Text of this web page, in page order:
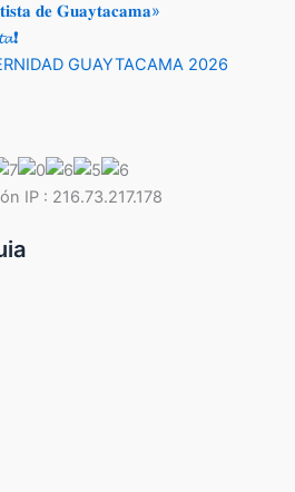
𝐝𝐞 𝐆𝐮𝐚𝐲𝐭𝐚𝐜𝐚𝐦𝐚»
GUAYTACAMA 2026
IP : 216.73.217.178